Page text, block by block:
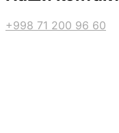
+998 71 200 96 60